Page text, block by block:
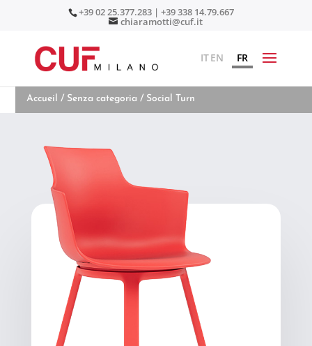
+39 02 25.377.283 | +39 338 14.79.667
chiaramotti@cuf.it
ITEN FR
Accueil / Senza categoria / Social Turn